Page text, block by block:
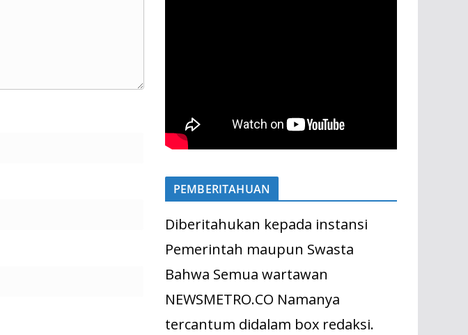
PEMBERITAHUAN
Diberitahukan kepada instansi
Pemerintah maupun Swasta
Bahwa Semua wartawan
NEWSMETRO.CO Namanya
tercantum didalam box redaksi.